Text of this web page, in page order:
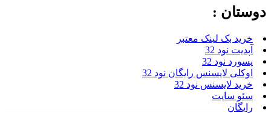
:
بک لینک معتبر
32
نود 32
لایسنس رایگان نود 32
نود 32